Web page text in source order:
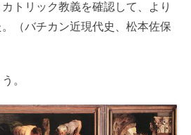
トリック教義を確認して、より
（バチカン近現代史、松本佐保
。